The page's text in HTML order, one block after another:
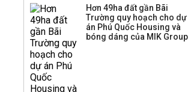
Hơn 49ha đất gần Bãi
Trường quy hoạch cho dự
án Phú Quốc Housing và
bóng dáng của MIK Group